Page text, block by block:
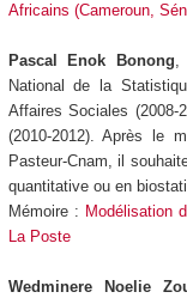
Africains (Cameroun,
Pascal Enok Bonong,
National de la
Affaires Sociales
(2010-2012). Après le
Pasteur-Cnam, il
quantitative ou en
Mémoire : Modélisation
La Poste
Wedminere Noelie